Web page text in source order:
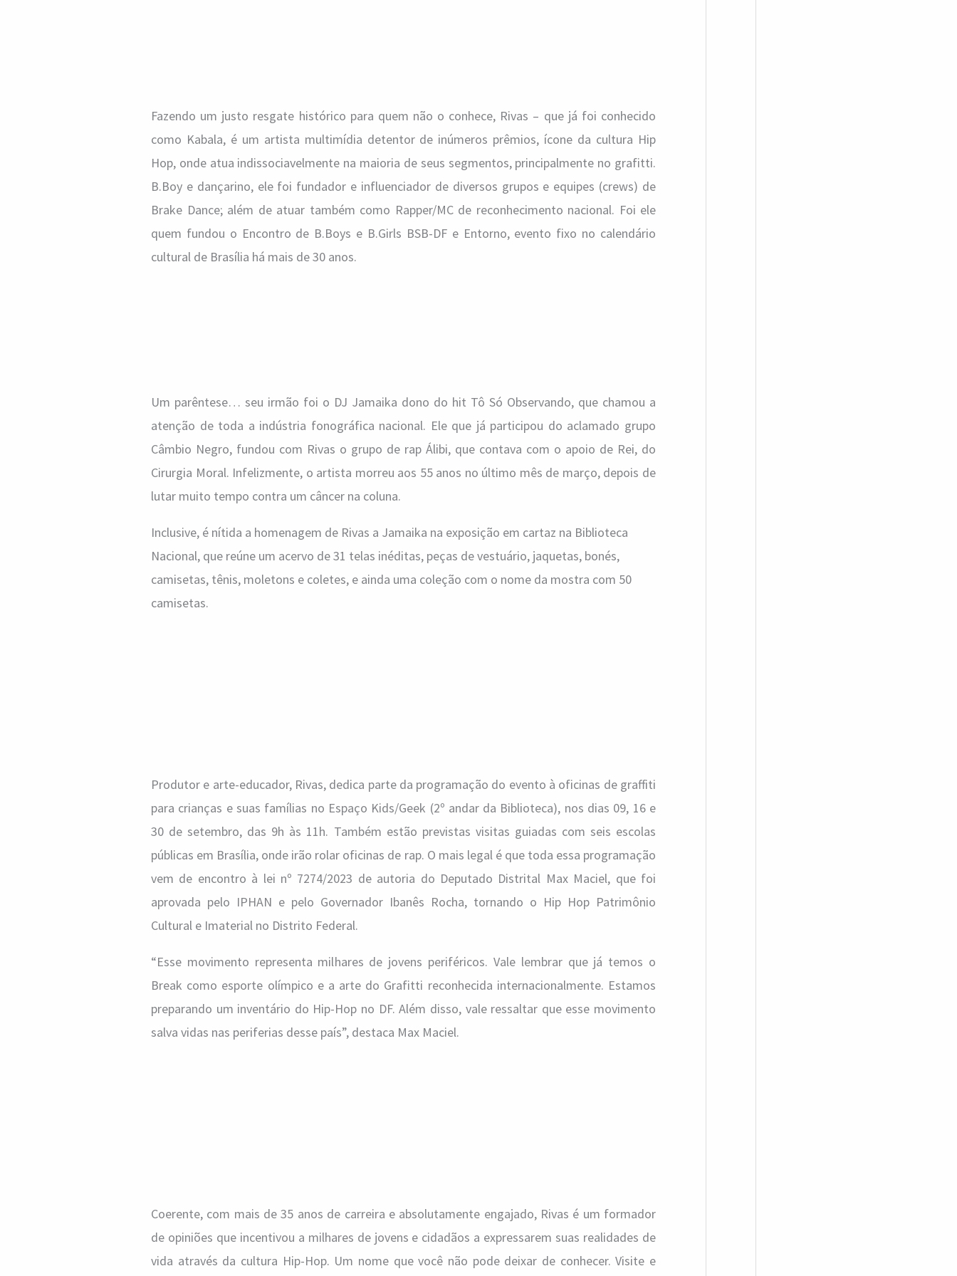
Fazendo um justo resgate histórico para quem não o conhece, Rivas – que já foi conhecido
como Kabala, é um artista multimídia detentor de inúmeros prêmios, ícone da cultura Hip
Hop, onde atua indissociavelmente na maioria de seus segmentos, principalmente no grafitti.
B.Boy e dançarino, ele foi fundador e influenciador de diversos grupos e equipes (crews) de
Brake Dance; além de atuar também como Rapper/MC de reconhecimento nacional. Foi ele
quem fundou o Encontro de B.Boys e B.Girls BSB-DF e Entorno, evento fixo no calendário
cultural de Brasília há mais de 30 anos.
Um parêntese… seu irmão foi o DJ Jamaika dono do hit Tô Só Observando, que chamou a
atenção de toda a indústria fonográfica nacional. Ele que já participou do aclamado grupo
Câmbio Negro, fundou com Rivas o grupo de rap Álibi, que contava com o apoio de Rei, do
Cirurgia Moral. Infelizmente, o artista morreu aos 55 anos no último mês de março, depois de
lutar muito tempo contra um câncer na coluna.
Inclusive, é nítida a homenagem de Rivas a Jamaika na exposição em cartaz na Biblioteca
Nacional, que reúne um acervo de 31 telas inéditas, peças de vestuário, jaquetas, bonés,
camisetas, tênis, moletons e coletes, e ainda uma coleção com o nome da mostra com 50
camisetas.
Produtor e arte-educador, Rivas, dedica parte da programação do evento à oficinas de graffiti
para crianças e suas famílias no Espaço Kids/Geek (2º andar da Biblioteca), nos dias 09, 16 e
30 de setembro, das 9h às 11h. Também estão previstas visitas guiadas com seis escolas
públicas em Brasília, onde irão rolar oficinas de rap. O mais legal é que toda essa programação
vem de encontro à lei nº 7274/2023 de autoria do Deputado Distrital Max Maciel, que foi
aprovada pelo IPHAN e pelo Governador Ibanês Rocha, tornando o Hip Hop Patrimônio
Cultural e Imaterial no Distrito Federal.
“Esse movimento representa milhares de jovens periféricos. Vale lembrar que já temos o
Break como esporte olímpico e a arte do Grafitti reconhecida internacionalmente. Estamos
preparando um inventário do Hip-Hop no DF. Além disso, vale ressaltar que esse movimento
salva vidas nas periferias desse país”, destaca Max Maciel.
Coerente, com mais de 35 anos de carreira e absolutamente engajado, Rivas é um formador
de opiniões que incentivou a milhares de jovens e cidadãos a expressarem suas realidades de
vida através da cultura Hip-Hop. Um nome que você não pode deixar de conhecer. Visite e